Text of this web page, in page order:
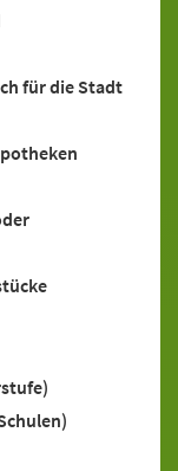
für die Stadt